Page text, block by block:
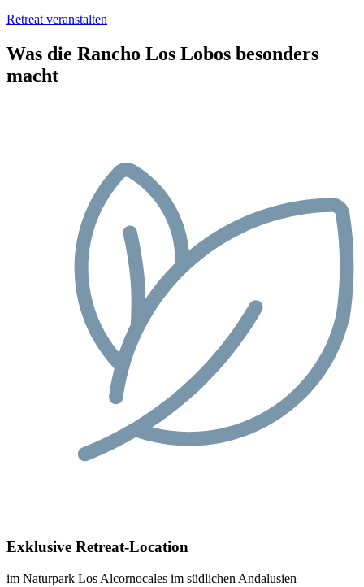
Retreat veranstalten
Was die Rancho Los Lobos besonders
macht
Exklusive Retreat-Location
im Naturpark Los Alcornocales im südlichen Andalusien